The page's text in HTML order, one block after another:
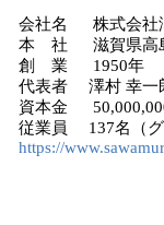
会社名 株式会社
本 社 滋賀県高島
創 業 1950年
代表者 澤村 幸一
資本金
従業員 137名（グ
https://